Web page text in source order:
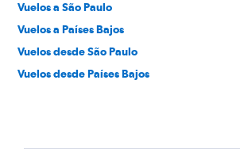
Vuelos a São Paulo
Vuelos a Países Bajos
Vuelos desde São Paulo
Vuelos desde Países Bajos